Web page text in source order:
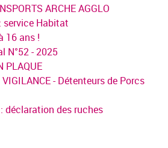
ARCHE AGGLO
service Habitat
16 ans !
N°52 - 2025
PLAQUE
VIGILANCE - Détenteurs de Porcs
déclaration des ruches